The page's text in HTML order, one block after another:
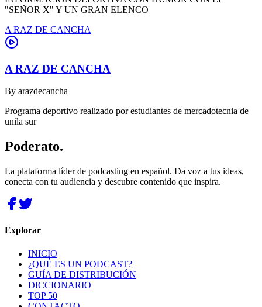
"SEÑOR X" Y UN GRAN ELENCO
A RAZ DE CANCHA
A RAZ DE CANCHA
By arazdecancha
Programa deportivo realizado por estudiantes de mercadotecnia de
unila sur
Poderato.
La plataforma líder de podcasting en español. Da voz a tus ideas,
conecta con tu audiencia y descubre contenido que inspira.
Explorar
INICIO
¿QUÉ ES UN PODCAST?
GUÍA DE DISTRIBUCIÓN
DICCIONARIO
TOP 50